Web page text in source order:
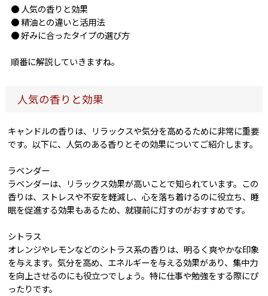
● 人気の香りと効果
● 精油との違いと活用法
● 好みに合ったタイプの選び方
順番に解説していきますね。
人気の香りと効果
キャンドルの香りは、リラックスや気分を高めるために非常に重要
です。以下に、人気のある香りとその効果についてご紹介します。
ラベンダー
ラベンダーは、リラックス効果が高いことで知られています。この
香りは、ストレスや不安を軽減し、心を落ち着けるのに役立ち、睡
眠を促進する効果もあるため、就寝前に灯すのがおすすめです。
シトラス
オレンジやレモンなどのシトラス系の香りは、明るく爽やかな印象
を与えます。気分を高め、エネルギーを与える効果があり、集中力
を向上させるのにも役立つでしょう。特に仕事や勉強をする際にぴ
ったりです。